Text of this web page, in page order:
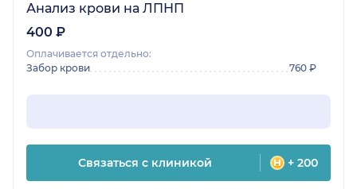
Анализ крови на ЛПНП
400 ₽
Оплачивается отдельно:
Забор крови
760 ₽
Связаться с клиникой + 200